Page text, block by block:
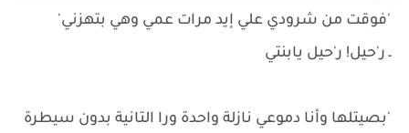
'فوقت من شرودي علي إيد مرات عمي وهي بتهزني'
ـ ر'حيل! ر'حيل يابنتي
'بصيتلها وأنا دموعي نازلة واحدة ورا التانية بدون سيطرة